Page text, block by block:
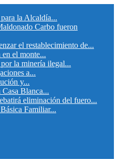
la Alcaldía...
Carbo fueron
el restablecimiento de...
el monte...
la minería ilegal...
a...
y...
Blanca...
eliminación del fuero...
Familiar...